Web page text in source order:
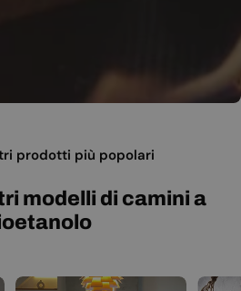
prodotti più popolari
modelli di camini a